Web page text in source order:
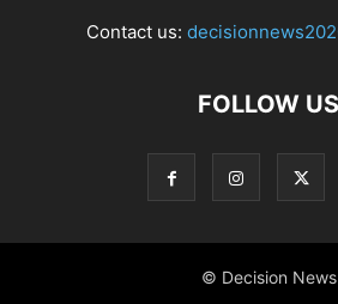
Contact us:
FOLLOW US
© Decision News